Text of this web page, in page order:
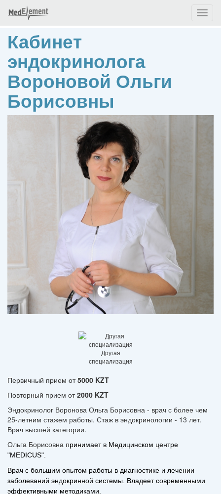
Кабинет
эндокринолога
Вороновой Ольги
Борисовны
Другая
специализация
Первичный прием от5000 KZT
Повторный прием от2000 KZT
Эндокринолог Воронова Ольга Борисовна - врач с более чем
25-летним стажем работы. Стаж в эндокринологии - 13 лет.
Врач высшей категории.
Ольга Борисовна принимает в Медицинском центре
"MEDICUS".
Врач с большим опытом работы в диагностике и лечении
заболеваний эндокринной системы. Владеетсовременными
эффективными методиками